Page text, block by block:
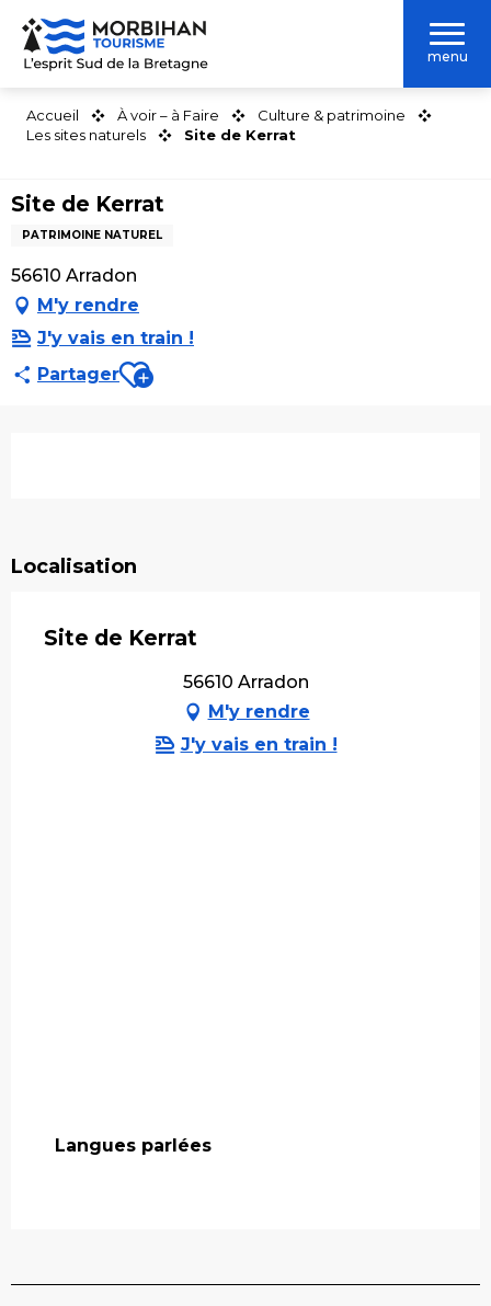
Aller
contenu
menu
Accueil À voir – à Faire
Culture & patrimoine
Les sites naturels
Site de Kerrat
Site de Kerrat
PATRIMOINE NATUREL
56610 Arradon
M'y rendre
J'y vais en train !
PartagerAjouter aux favoris
Localisation
Site de Kerrat
56610 Arradon
M'y rendre
J'y vais en train !
Langues parlées
Langues parlées